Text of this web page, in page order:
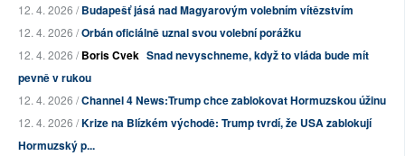
12. 4. 2026 /Budapešť jásá nad Magyarovým volebním vítězstvím
12. 4. 2026 /Orbán oficiálně uznal svou volební porážku
12. 4. 2026 /Boris Cvek Snad nevyschneme, když to vláda bude mít
pevně v rukou
12. 4. 2026 /Channel 4 News:Trump chce zablokovat Hormuzskou úžinu
12. 4. 2026 /Krize na Blízkém východě: Trump tvrdí, že USA zablokují
Hormuzský p...